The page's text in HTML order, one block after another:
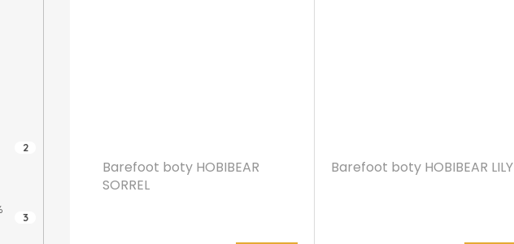
2
3
Barefoot boty HOBIBEAR
SORREL
Barefoot boty HOBIBEAR LILY